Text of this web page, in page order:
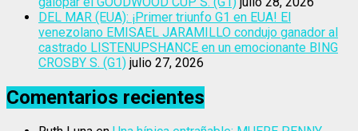
DEL MAR (EUA): ¡Primer triunfo G1 en EUA! El
venezolano EMISAEL JARAMILLO condujo ganador al
castrado LISTENUPSHANCE en un emocionante BING
CROSBY S. (G1) julio 27, 2026
Comentarios recientes